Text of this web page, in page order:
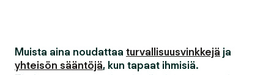
Muista aina noudattaa turvallisuusvinkkejä ja
yhteisön sääntöjä, kun tapaat ihmisiä.